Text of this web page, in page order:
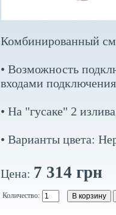
Комбинированный
• Возможность
входами
• На "гусаке" 2
• Варианты цвета:
Цена: 7 314 грн
Количество: